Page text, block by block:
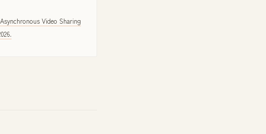
Video Sharing